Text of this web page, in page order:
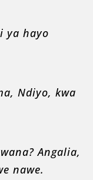
ya hayo
Ndiyo, kwa
Angalia,
nawe.